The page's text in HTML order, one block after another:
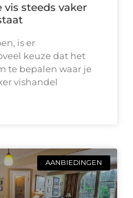
vis steeds vaker
is er
keuze dat het
te bepalen waar je
vishandel
AANBIEDINGEN